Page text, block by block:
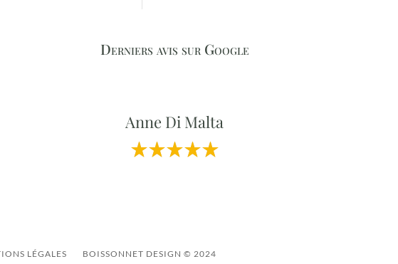
Derniers avis sur Google
Anne Di Malta
LÉGALES BOISSONNET DESIGN © 2024